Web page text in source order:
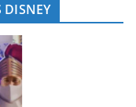
DISNEY